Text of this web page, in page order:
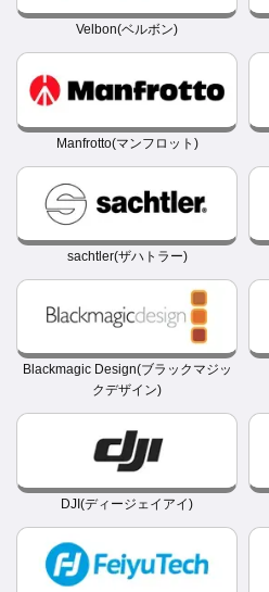
Velbon(ベルボン)
Manfrotto(マンフロット)
sachtler(ザハトラー)
Blackmagic Design(ブラックマジッ
クデザイン)
DJI(ディージェイアイ)